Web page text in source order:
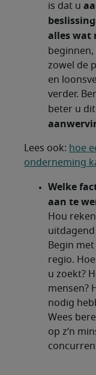
is dat u
alles wat
beginnen,
zowel de
en
verder.
beter u
Lees ook: hoe
onderneming
Welke
aan te
Hou
Begin
regio.
u zoekt?
mensen?
nodig
Wees
op z’n